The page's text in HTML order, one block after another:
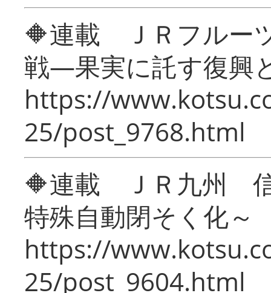
🔶連載 ＪＲフルー
戦―果実に託す復興
https://
25/post_9768.html
🔶連載 ＪＲ九州 信
特殊自動閉そく化～
https://
25/post_9604.html